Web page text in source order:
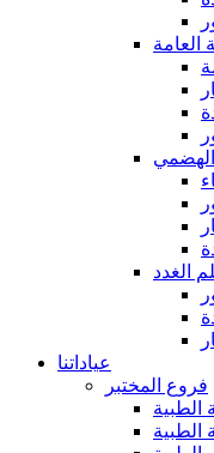
العامة
الهضمي
الغدد
عياداتنا
فروع المختبر
الطبية
الطبية